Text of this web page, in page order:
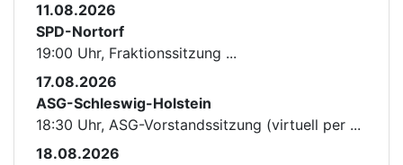
11.08.2026
SPD-Nortorf
19:00 Uhr, Fraktionssitzung ...
17.08.2026
ASG-Schleswig-Holstein
18:30 Uhr, ASG-Vorstandssitzung (virtuell per ...
18.08.2026